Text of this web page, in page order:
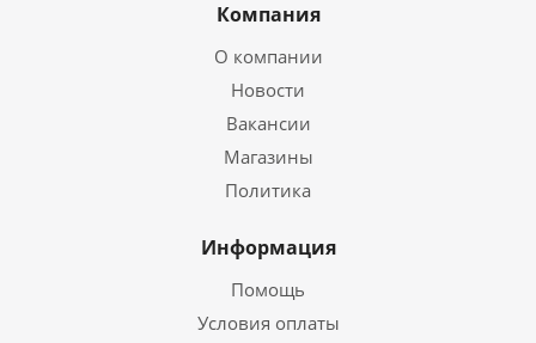
Компания
О компании
Новости
Вакансии
Магазины
Политика
Информация
Помощь
Условия оплаты